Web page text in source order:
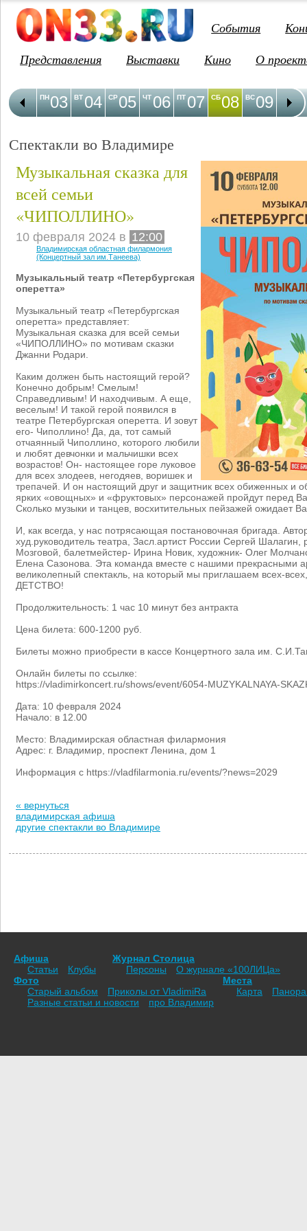
События
Представления
Выставки Кино О
03
ПН 04
ВТ 05
СР 06
ЧТ 07
ПТ 08
СБ 09
ВС 10
ПН
Спектакли во Владимире
Музыкальная сказка для
всей семьи
«ЧИПОЛЛИНО»
10 февраля 2024 в 12:00
Владимирская областная филармония
(Концертный зал им.Танеева)
Музыкальный театр «Петербургская
оперетта»
Музыкальный театр «Петербургская
оперетта» представляет:
Музыкальная сказка для всей семьи
«ЧИПОЛЛИНО» по мотивам сказки
Джанни Родари.
Каким должен быть настоящий герой?
Конечно добрым! Смелым!
Справедливым! И находчивым. А еще,
веселым! И такой герой появился в
театре Петербургская оперетта. И зовут
его- Чиполлино! Да, да, тот самый
отчаянный Чиполлино, которого любили
и любят девчонки и мальчишки всех
возрастов! Он- настоящее горе луковое
для всех злодеев, негодяев, воришек и
трепачей. И он настоящий друг и защитник всех обиженных и
ярких «овощных» и «фруктовых» персонажей пройдут перед
Сколько музыки и танцев, восхитительных пейзажей ожидает
И, как всегда, у нас потрясающая постановочная бригада.
худ.руководитель театра, Засл.артист России Сергей Шалагин,
Мозговой, балетмейстер- Ирина Новик, художник- Олег
Елена Сазонова. Эта команда вместе с нашими прекрасными
великолепный спектакль, на который мы приглашаем всех-
ДЕТСТВО!
Продолжительность: 1 час 10 минут без антракта
Цена билета: 600-1200 руб.
Билеты можно приобрести в кассе Концертного зала им.
Онлайн билеты по ссылке:
https://vladimirkoncert.ru/shows/event/6054-MUZYKALNAYA-
Дата: 10 февраля 2024
Начало: в 12.00
Место: Владимирская областная филармония
Адрес: г. Владимир, проспект Ленина, дом 1
Информация с https://vladfilarmonia.ru/events/?news=2029
« вернуться
владимирская афиша
другие спектакли во Владимире
Афиша
Статьи
Клубы
Журнал Столица
Персоны
О журнале «100ЛИЦа»
Фото
Старый альбом
Приколы от VladimiRа
Места
Карта
Разные статьи и новости
про Владимир